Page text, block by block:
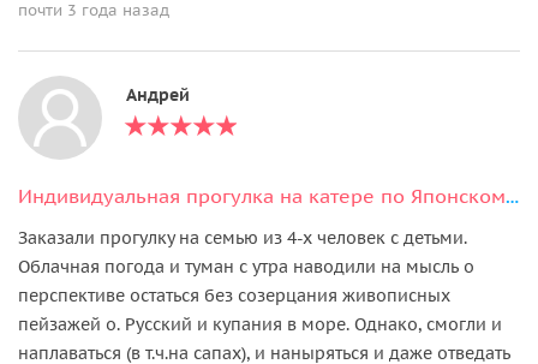
почти 3 года назад
Андрей
Индивидуальная прогулка на катере по Японскому морю
Заказали прогулку на семью из 4-х человек с детьми.
Облачная погода и туман с утра наводили на мысль о
перспективе остаться без созерцания живописных
пейзажей о. Русский и купания в море. Однако, смогли и
наплаваться (в т.ч.на сапах), и наныряться и даже отведать